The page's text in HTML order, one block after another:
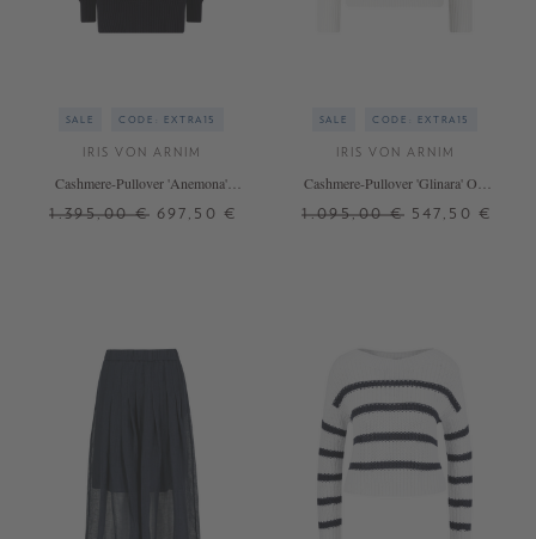
SALE CODE: EXTRA15
IRIS VON ARNIM
Cashmere-Pullover 'Anemona'
1.395,00 € 697,50 €
SALE CODE: EXTRA15
IRIS VON ARNIM
Cashmere-Pullover 'Glinara' Off
1.095,00 € 547,50 €